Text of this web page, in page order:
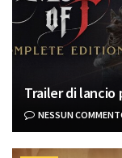
Trailer di lancio
NESSUN